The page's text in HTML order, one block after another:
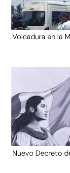
Volcadura en la
Nuevo Decreto